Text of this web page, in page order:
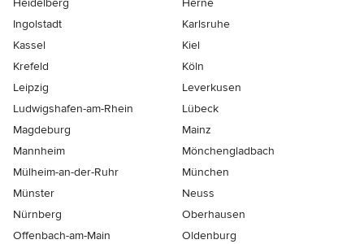
Heidelberg
Herne
Ingolstadt
Karlsruhe
Kassel
Kiel
Krefeld
Köln
Leipzig
Leverkusen
Ludwigshafen-am-Rhein
Lübeck
Magdeburg
Mainz
Mannheim
Mönchen­gladbach
Mülheim-an-der-Ruhr
München
Münster
Neuss
Nürnberg
Oberhausen
Offenbach-am-Main
Oldenburg